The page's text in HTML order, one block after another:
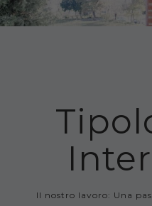
Il nostro lavoro: Una